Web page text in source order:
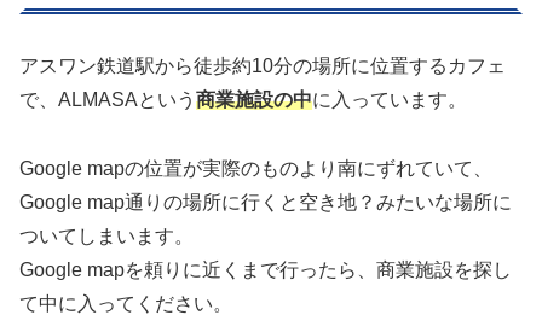
アスワン鉄道駅から徒歩約10分の場所に位置するカフェ
で、ALMASAという 商業施設の中に入っています。
Google mapの位置が実際のものより南にずれていて、
Google map通りの場所に行くと空き地？みたいな場所に
ついてしまいます。
Google mapを頼りに近くまで行ったら、商業施設を探し
て中に入ってください。